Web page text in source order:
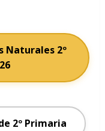
Naturales 2º
2º Primaria